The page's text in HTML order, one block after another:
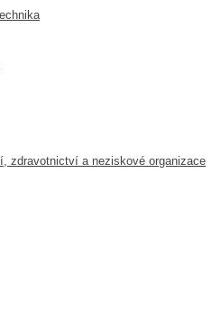
zdravotnictví a neziskové organizace